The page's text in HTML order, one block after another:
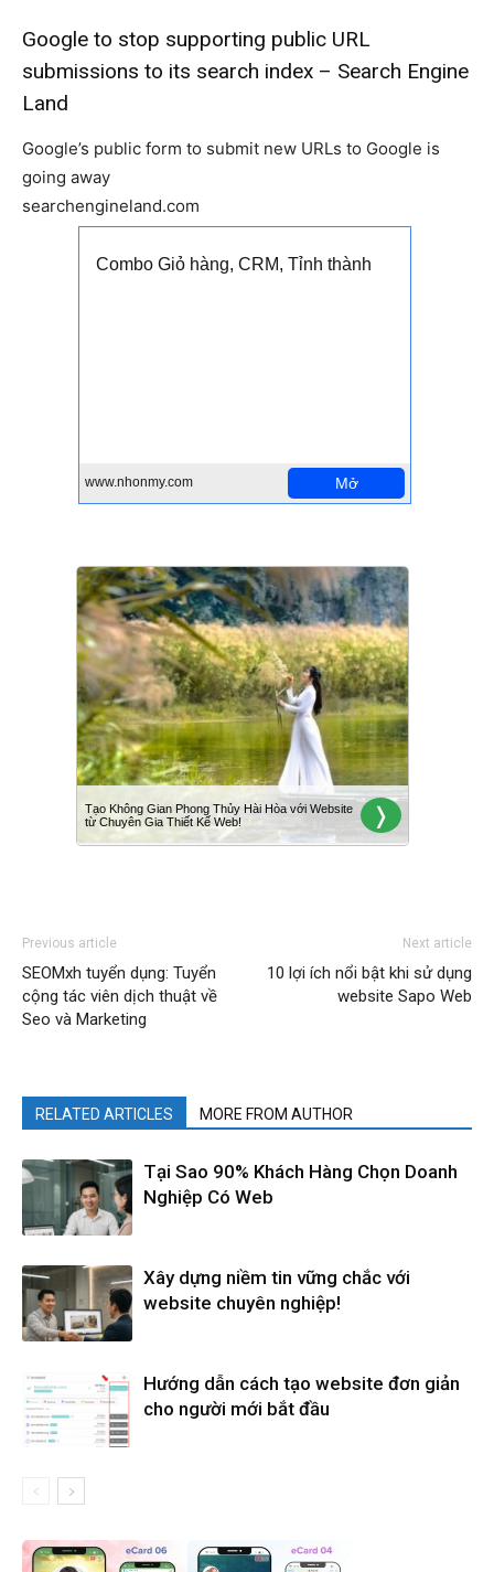
Google to stop supporting public URL
submissions to its search index – Search Engine
Land
Google’s public form to submit new URLs to Google is
going away
searchengineland.com
Previous article
SEOMxh tuyển dụng: Tuyển
cộng tác viên dịch thuật về
Seo và Marketing
Next article
10 lợi ích nổi bật khi sử dụng
website Sapo Web
RELATED ARTICLES MORE FROM AUTHOR
Tại Sao 90% Khách Hàng Chọn Doanh
Nghiệp Có Web
Xây dựng niềm tin vững chắc với
website chuyên nghiệp!
Hướng dẫn cách tạo website đơn giản
cho người mới bắt đầu